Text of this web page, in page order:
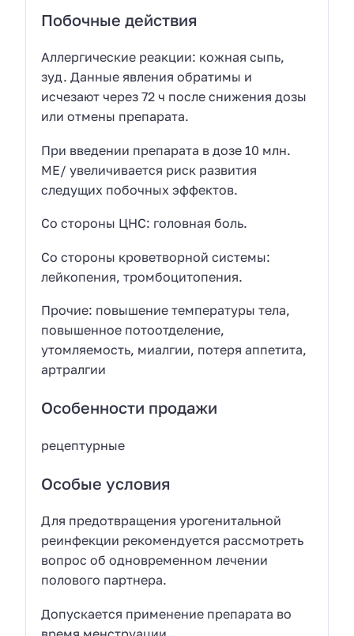
Побочные действия
Аллергические реакции: кожная сыпь,
зуд. Данные явления обратимы и
исчезают через 72 ч после снижения дозы
или отмены препарата.
При введении препарата в дозе 10 млн.
МЕ/ увеличивается риск развития
следущих побочных эффектов.
Со стороны ЦНС: головная боль.
Со стороны кроветворной системы:
лейкопения, тромбоцитопения.
Прочие: повышение температуры тела,
повышенное потоотделение,
утомляемость, миалгии, потеря аппетита,
артралгии
Особенности продажи
рецептурные
Особые условия
Для предотвращения урогенитальной
реинфекции рекомендуется рассмотреть
вопрос об одновременном лечении
полового партнера.
Допускается применение препарата во